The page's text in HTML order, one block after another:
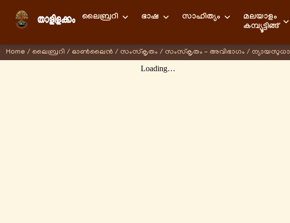
ലൈബ്രറി ഭാഷ സാഹിത്യം
മലയാളം
കമ്പ്യൂട്ടിങ്ങ്
Home / ലൈബ്രറി / ഓണ്‍ലൈന്‍ / സംസ്കൃതം / സംസ്കൃതം - അവിഭാഗം / ന്യായസുധാ